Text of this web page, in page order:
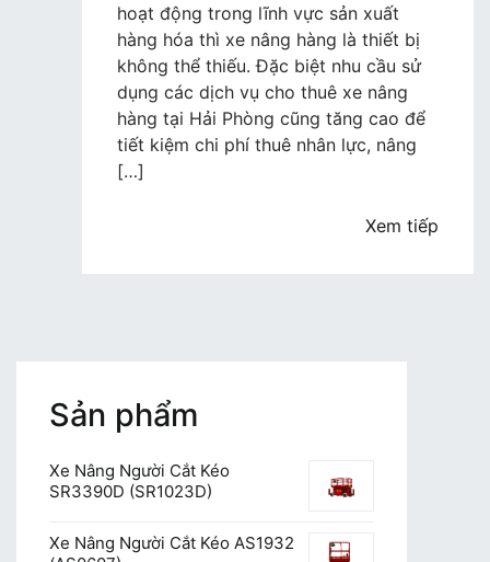
–
nhà
cung
cấp
dịch
vụ
cho
tín
hoạt động trong lĩnh vực sản xuất
hàng hóa thì xe nâng hàng là thiết bị
không thể thiếu. Đặc biệt nhu cầu sử
dụng các dịch vụ cho thuê xe nâng
hàng tại Hải Phòng cũng tăng cao để
tiết kiệm chi phí thuê nhân lực, nâng
[…]
Xem tiếp
Sản phẩm
Xe Nâng Người Cắt Kéo
SR3390D (SR1023D)
Xe Nâng Người Cắt Kéo AS1932